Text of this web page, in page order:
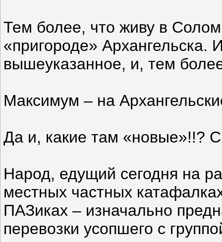
Тем более, что живу в
«пригороде»
вышеуказанное, и, тем
Максимум – на
Да и, какие там «новые»!!?
Народ, едущий сегодня на
местных частных
ПАЗиках – изначально
перевозки усопшего с